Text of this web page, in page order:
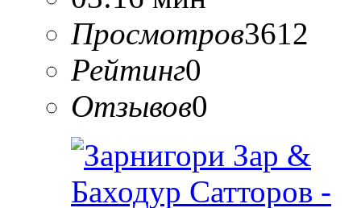
Просмотров3612
Рейтинг0
Отзывов0